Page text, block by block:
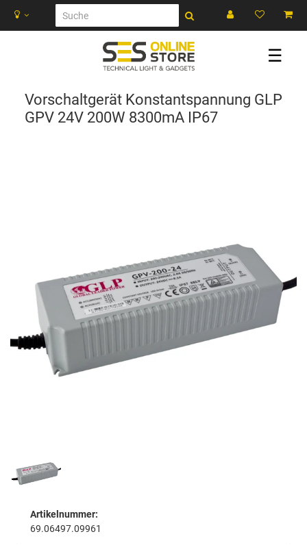
☰
Vorschaltgerät Konstantspannung GLP
GPV 24V 200W 8300mA IP67
Artikelnummer:
69.06497.09961